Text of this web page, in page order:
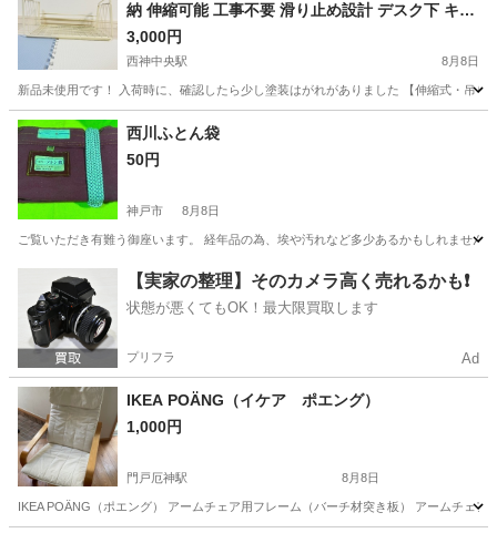
納 伸縮可能 工事不要 滑り止め設計 デスク下 キッ
チンラック 吊り戸棚下ラック 小物収納 棚下収納
多機能ラック (ベージュ)
3,000円
西神中央駅 8月8日
新品未使用です！ 入荷時に、確認したら少し塗装はがれがありました 【伸縮式・吊
兵庫 神戸市 西神中央駅
西川ふとん袋
50円
神戸市 8月8日
ご覧いただき有難う御座います。 経年品の為、埃や汚れなど多少あるかもしれませ
寝具 西川
【実家の整理】そのカメラ高く売れるかも❗️
状態が悪くてもOK！最大限買取します
プリフラ Ad
IKEA POÄNG（イケア ポエング）
1,000円
門戸厄神駅 8月8日
IKEA POÄNG（ポエング） アームチェア用フレーム（バーチ材突き板） アームチェ